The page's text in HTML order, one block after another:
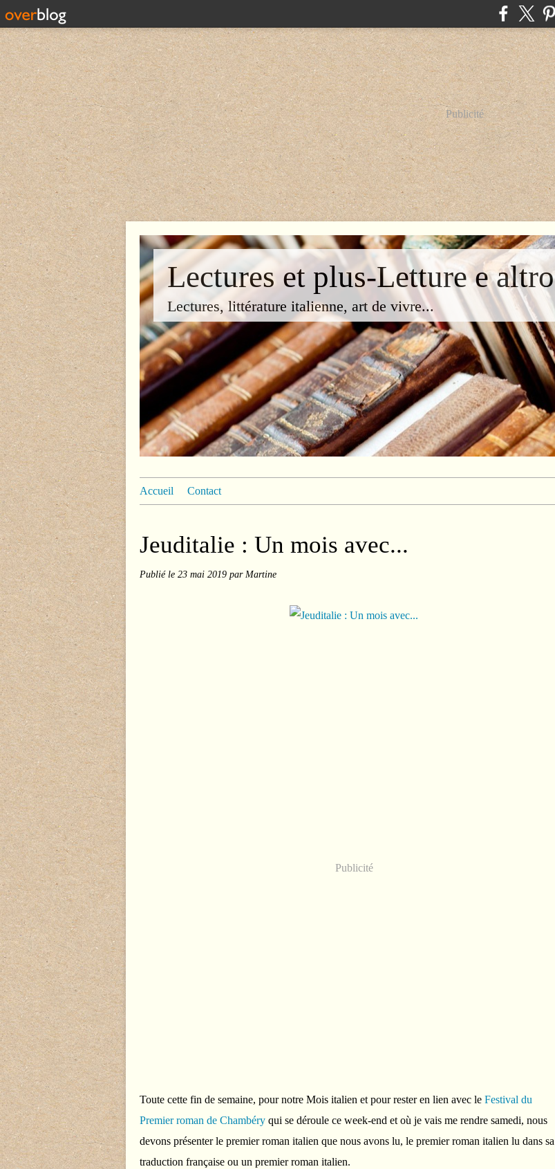
Publicité
Lectures et plus-Letture e altro
Lectures, littérature italienne, art de vivre...
Accueil Contact
Jeuditalie : Un mois avec...
Publié le 23 mai 2019 par Martine
Publicité
Toute cette fin de semaine, pour notre Mois italien et pour rester en lien avec le Festival du
Premier roman de Chambéry qui se déroule ce week-end et où je vais me rendre samedi, nous
devons présenter le premier roman italien que nous avons lu, le premier roman italien lu dans sa
traduction française ou un premier roman italien.